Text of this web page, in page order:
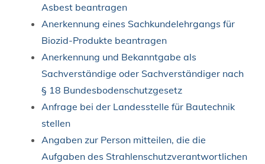
Asbest beantragen
Anerkennung eines Sachkundelehrgangs für
Biozid-Produkte beantragen
Anerkennung und Bekanntgabe als
Sachverständige oder Sachverständiger nach
§ 18 Bundesbodenschutzgesetz
Anfrage bei der Landesstelle für Bautechnik
stellen
Angaben zur Person mitteilen, die die
Aufgaben des Strahlenschutzverantwortlichen